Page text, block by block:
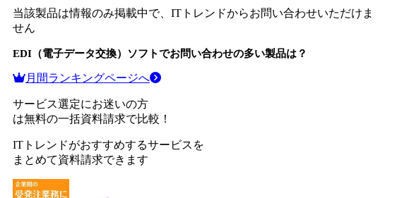
当該製品は情報のみ掲載中で、ITトレンドからお問い合わせいただけま
せん
EDI（電子データ交換）ソフトでお問い合わせの多い製品は？
月間ランキングページへ
サービス選定にお迷いの方
は無料の一括資料請求で比較！
ITトレンドがおすすめするサービスを
まとめて資料請求できます